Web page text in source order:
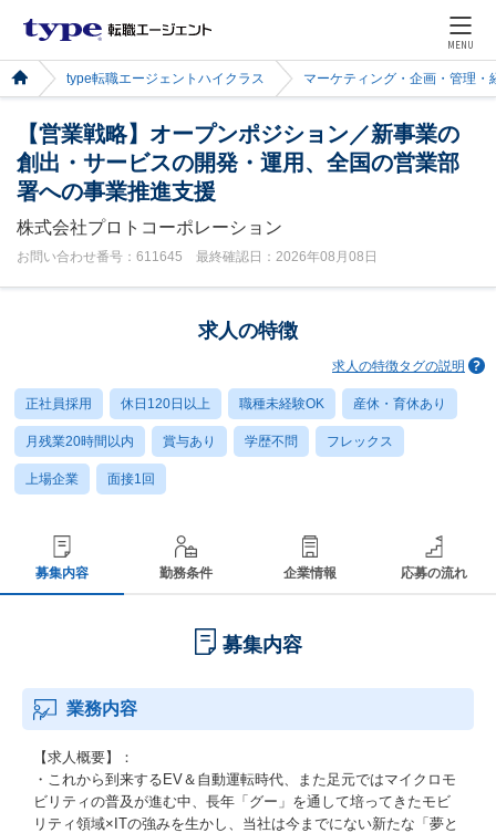
MENU
type転職エージェントハイクラス マーケティング・企画・管理・
【営業戦略】オープンポジション／新事業の
創出・サービスの開発・運用、全国の営業部
署への事業推進支援
株式会社プロトコーポレーション
お問い合わせ番号：611645 最終確認日：2026年08月08日
求人の特徴
求人の特徴タグの説明
正社員採用 休日120日以上 職種未経験OK 産休・育休あり
月残業20時間以内 賞与あり 学歴不問 フレックス
上場企業 面接1回
募集内容 勤務条件 企業情報 応募の流れ
募集内容
業務内容
【求人概要】：
・これから到来するEV＆自動運転時代、また足元ではマイクロモ
ビリティの普及が進む中、長年「グー」を通して培ってきたモビ
リティ領域×ITの強みを生かし、当社は今までにない新たな「夢と